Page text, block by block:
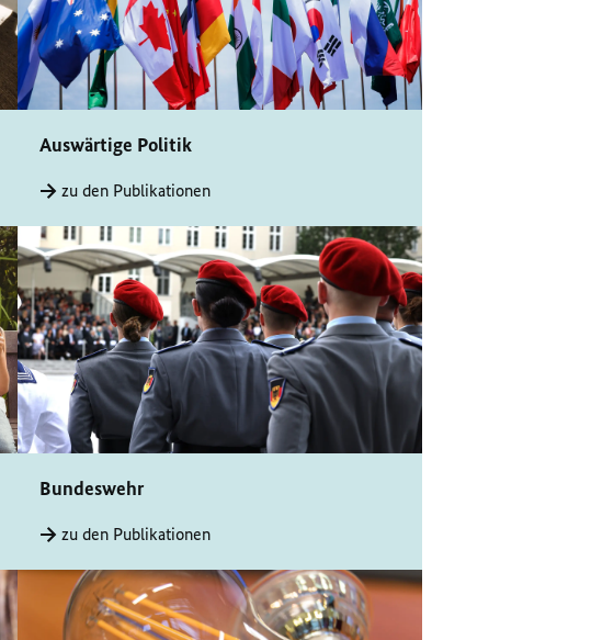
Auswärtige Politik
zu den Publikationen
Bundeswehr
zu den Publikationen